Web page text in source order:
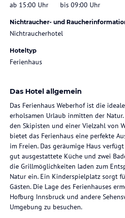
ab 15:00 Uhr bis 09:00 Uhr
Nichtraucher- und
Nichtraucherhotel
Hoteltyp
Ferienhaus
Das Hotel allgemein
Das Ferienhaus Weberhof ist die
erholsamen Urlaub inmitten der
den Skipisten und einer Vielzahl von
bietet das Ferienhaus eine perfekte
im Freien. Das geräumige Haus
gut ausgestattete Küche und zwei
die Grillmöglichkeiten laden zum
Natur ein. Ein Kinderspielplatz sorgt
Gästen. Die Lage des Ferienhauses
Hofburg Innsbruck und andere
Umgebung zu besuchen.